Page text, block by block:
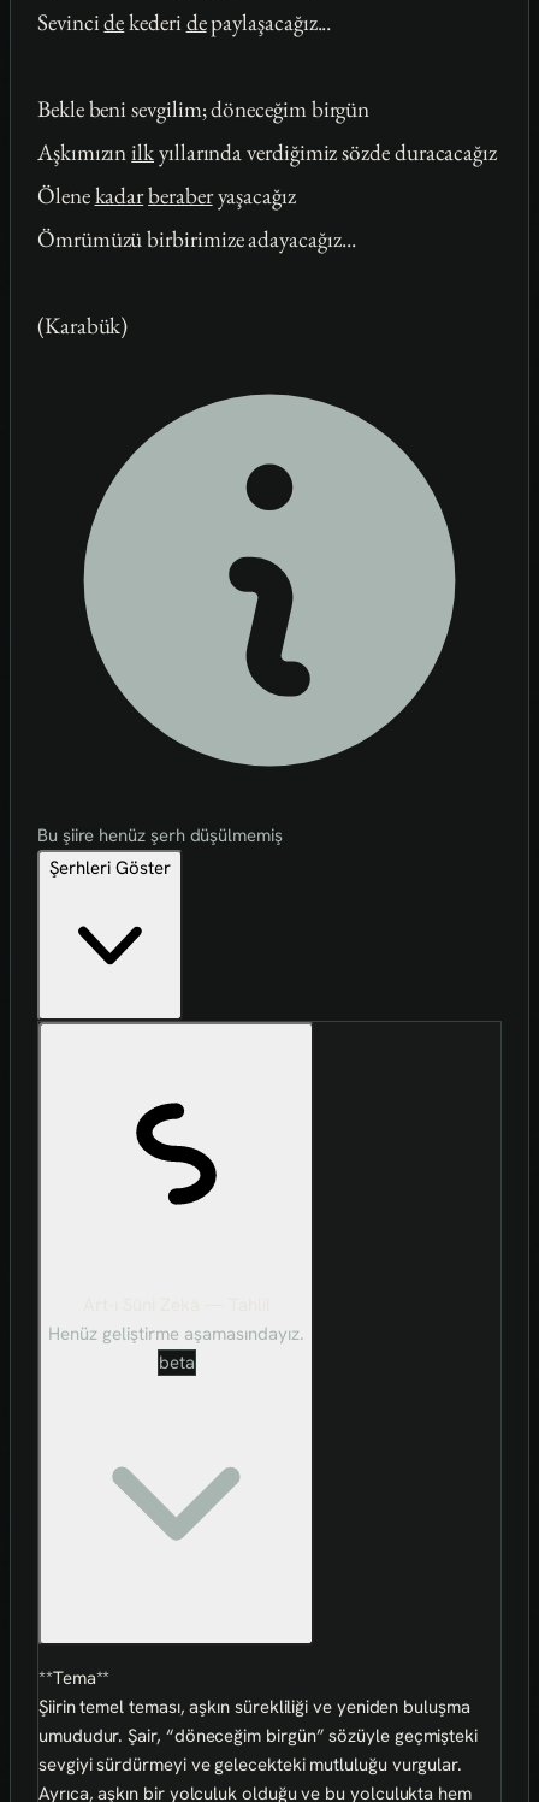
Sevincidekederi depaylaşacağız...
Bekle beni sevgilim; döneceğim birgün
Aşkımızınilkyıllarında verdiğimiz sözde duracacağız
Ölenekadarberaberyaşacağız
Ömrümüzü birbirimize adayacağız...
(Karabük)
Bu şiire henüz şerh düşülmemiş
Şerhleri Göster
Henüz geliştirme aşamasındayız.
beta
**Tema**
Şiirin temel teması, aşkın sürekliliği ve yeniden buluşma
umududur. Şair, “döneceğim birgün” sözüyle geçmişteki
sevgiyi sürdürmeyi ve gelecekteki mutluluğu vurgular.
Ayrıca, aşkın bir yolculuk olduğu ve bu yolculukta hem